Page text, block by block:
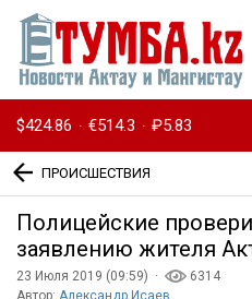
$424.86 · €514.3 · ₽5.83
ПРОИСШЕСТВИЯ
Полицейские
заявлению жителя
23 Июля 2019 (09:59) ·
6314